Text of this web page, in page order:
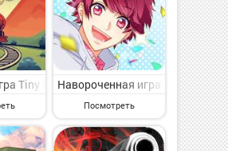
Tiny Rails - Империя поездов на
Навороченная игра A3! на
Посмотреть